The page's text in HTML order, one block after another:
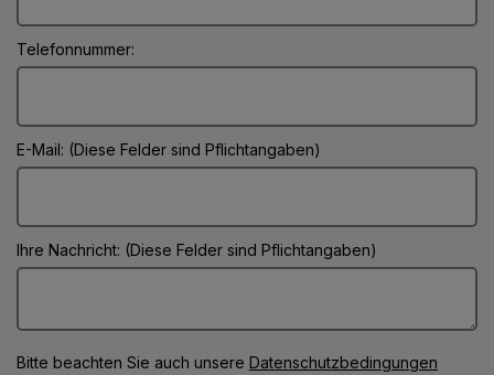
Telefonnummer:
E-Mail: (Diese Felder sind Pflichtangaben)
Ihre Nachricht: (Diese Felder sind Pflichtangaben)
Bitte beachten Sie auch unsere Datenschutzbedingungen